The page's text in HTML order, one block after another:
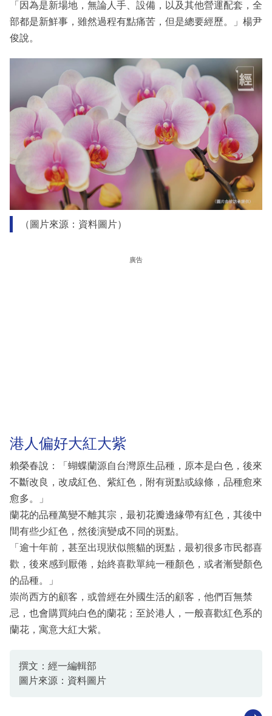
「因為是新場地，無論人手、設備，以及其他營運配套，全
部都是新鮮事，雖然過程有點痛苦，但是總要經歷。」楊尹
俊說。
（圖片來源：資料圖片）
廣告
港人偏好大紅大紫
賴榮春說：「蝴蝶蘭源自台灣原生品種，原本是白色，後來
不斷改良，改成紅色、紫紅色，附有斑點或線條，品種愈來
愈多。」
蘭花的品種萬變不離其宗，最初花瓣邊緣帶有紅色，其後中
間有些少紅色，然後演變成不同的斑點。
「逾十年前，甚至出現狀似熊貓的斑點，最初很多市民都喜
歡，後來感到厭倦，始終喜歡單純一種顏色，或者漸變顏色
的品種。」
崇尚西方的顧客，或曾經在外國生活的顧客，他們百無禁
忌，也會購買純白色的蘭花；至於港人，一般喜歡紅色系的
蘭花，寓意大紅大紫。
撰文：經一編輯部
圖片來源：資料圖片